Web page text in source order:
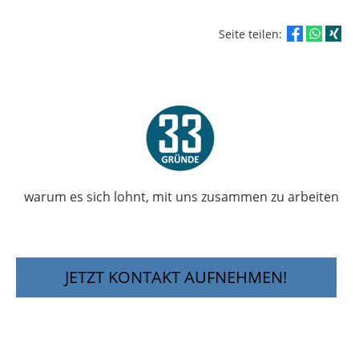
Seite teilen:
warum es sich lohnt, mit uns zusammen zu arbeiten
JETZT KONTAKT AUFNEHMEN!